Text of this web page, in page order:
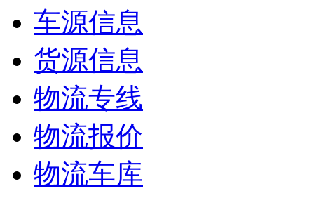
车源信息
货源信息
物流专线
物流报价
物流车库